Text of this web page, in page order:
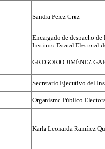
Sandra Pérez Cruz
Encargado de despacho
Instituto Estatal Electoral
GREGORIO JIMÉNEZ
Secretario Ejecutivo del
Organismo Público
Karla Leonarda Ramírez